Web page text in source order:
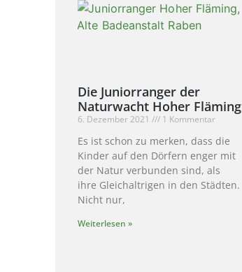
Die Juniorranger der
Naturwacht Hoher Fläming
6. Dezember 2021 1 Kommentar
Es ist schon zu merken, dass die
Kinder auf den Dörfern enger mit
der Natur verbunden sind, als
ihre Gleichaltrigen in den Städten.
Nicht nur,
Weiterlesen »